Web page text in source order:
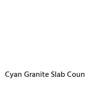
Cyan Granite Slab